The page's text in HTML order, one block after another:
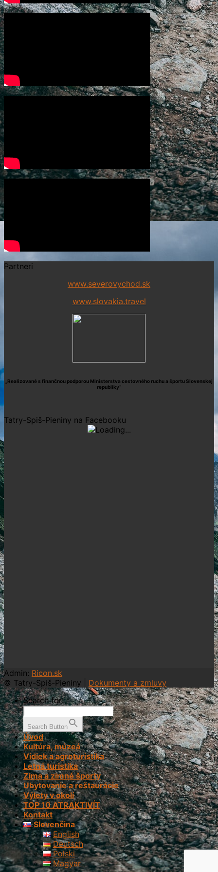
Partneri
www.severovychod.sk
www.slovakia.travel
„Realizované s finančnou podporou Ministerstva cestovného ruchu a športu Slovenskej
republiky“
Tatry-Spiš-Pieniny na Facebooku
Admin: Ricon.sk
© Tatry-Spiš-Pieniny | Dokumenty a zmluvy
Search for:
Search Button
Úvod
Kultúra, múzeá
Vidiek a agroturistika
Letná turistika
Zima a zimné športy
Ubytovanie a reštaurácie
Výlety v okolí
TOP 10 ATRAKTIVÍT
Kontakt
Slovenčina
English
Deutsch
Polski
Magyar